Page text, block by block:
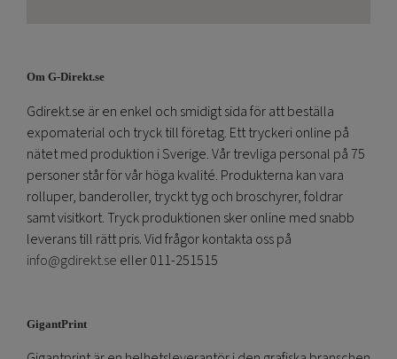
Om G-Direkt.se
Gdirekt.se är en enkel och smidigt sida för att beställa
expomaterial och tryck till företag. Ett tryckeri online på
nätet med produktion i Sverige. Vår trevliga personal på 75
personer står för vår höga kvalité. Produkterna kan vara
rolluper, banderoller, tryckt tyg och broschyrer, foldrar
samt visitkort. Tryck produktionen sker online med snabb
leverans till rätt pris. Vid frågor kontakta oss på
info@gdirekt.se eller 011-251515
GigantPrint